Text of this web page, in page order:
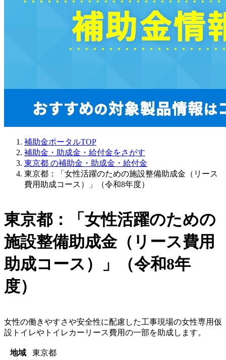
補助金ポータルTOP
補助金・助成金・給付金をさがす
東京都 の補助金・助成金・給付金
東京都：「女性活躍のための施設整備助成金（リース
費用助成コース）」（令和8年度）
東京都：「女性活躍のための
施設整備助成金（リース費用
助成コース）」（令和8年
度）
女性の働きやすさや安全性に配慮した工事現場の女性専用仮
設トイレやトイレカーリース費用の一部を助成します。
地域
東京都